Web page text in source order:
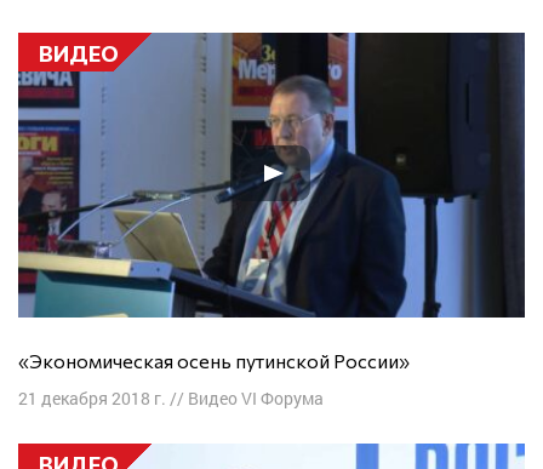
ВИДЕО
«Экономическая осень путинской России»
21 декабря 2018 г. // Видео VI Форума